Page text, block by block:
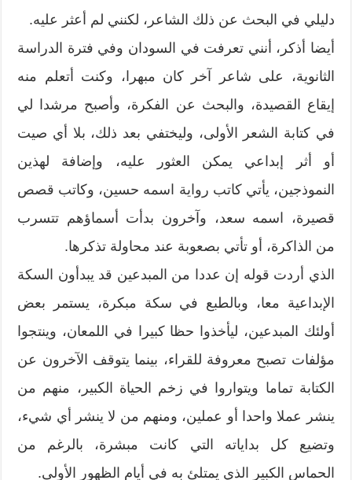
دليلي في البحث عن ذلك الشاعر، لكنني لم أعثر عليه.
أيضا أذكر، أنني تعرفت في السودان وفي فترة الدراسة
الثانوية، على شاعر آخر كان مبهرا، وكنت أتعلم منه
إيقاع القصيدة، والبحث عن الفكرة، وأصبح مرشدا لي
في كتابة الشعر الأولى، وليختفي بعد ذلك، بلا أي صيت
أو أثر إبداعي يمكن العثور عليه، وإضافة لهذين
النموذجين، يأتي كاتب رواية اسمه حسين، وكاتب قصص
قصيرة، اسمه سعد، وآخرون بدأت أسماؤهم تتسرب
من الذاكرة، أو تأتي بصعوبة عند محاولة تذكرها.
الذي أردت قوله إن عددا من المبدعين قد يبدأون السكة
الإبداعية معا، وبالطبع في سكة مبكرة، يستمر بعض
أولئك المبدعين، ليأخذوا حظا كبيرا في اللمعان، وينتجوا
مؤلفات تصبح معروفة للقراء، بينما يتوقف الآخرون عن
الكتابة تماما ويتواروا في زخم الحياة الكبير، منهم من
ينشر عملا واحدا أو عملين، ومنهم من لا ينشر أي شيء،
وتضيع كل بداياته التي كانت مبشرة، بالرغم من
الحماس الكبير الذي يمتلئ به في أيام الظهور الأولى.